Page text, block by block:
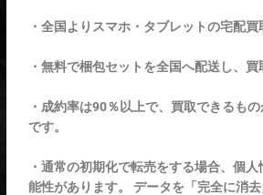
・全国よりスマホ・タブレットの宅配買
・無料で梱包セットを全国へ配送し、買
・成約率は90％以上で、買取できるも
です。
・通常の初期化で転売をする場合、個
能性があります。 データを「完全に消